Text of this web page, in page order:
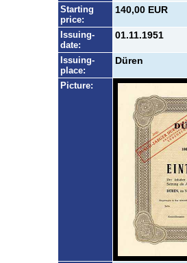
Starting
price:
140,00 EUR
Issuing-
date:
01.11.1951
Issuing-
place:
Düren
Picture: